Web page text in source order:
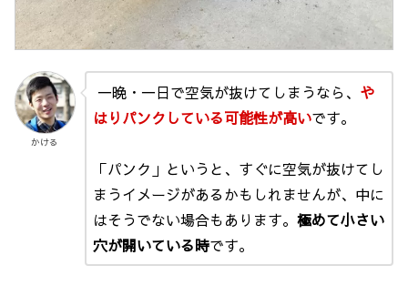
かける
一晩・一日で空気が抜けてしまうなら、 や
はりパンクしている可能性が高いです。
「パンク」というと、すぐに空気が抜けてし
まうイメージがあるかもしれませんが、中に
はそうでない場合もあります。 極めて小さい
穴が開いている時です。